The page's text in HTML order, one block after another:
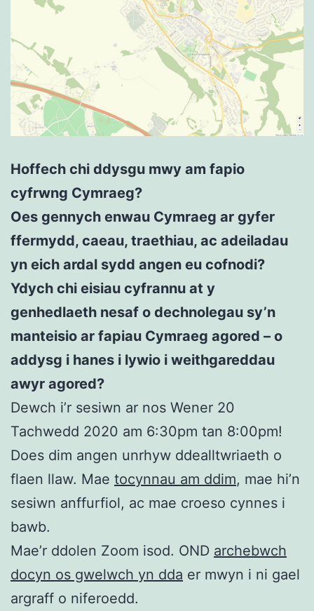
Hoffech chi ddysgu mwy am fapio
cyfrwng Cymraeg?
Oes gennych enwau Cymraeg ar gyfer
ffermydd, caeau, traethiau, ac adeiladau
yn eich ardal sydd angen eu cofnodi?
Ydych chi eisiau cyfrannu at y
genhedlaeth nesaf o dechnolegau sy’n
manteisio ar fapiau Cymraeg agored – o
addysg i hanes i lywio i weithgareddau
awyr agored?
Dewch i’r sesiwn ar nos Wener 20
Tachwedd 2020 am 6:30pm tan 8:00pm!
Does dim angen unrhyw ddealltwriaeth o
flaen llaw. Mae tocynnau am ddim, mae hi’n
sesiwn anffurfiol, ac mae croeso cynnes i
bawb.
Mae’r ddolen Zoom isod. OND archebwch
docyn os gwelwch yn dda er mwyn i ni gael
argraff o niferoedd.